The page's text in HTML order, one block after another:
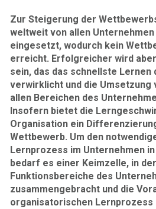
Zur Steigerung der
weltweit von allen
eingesetzt, wodurch kein
erreicht. Erfolgreicher wird
sein, das das schnellste Lernen
verwirklicht und die Umsetzung
allen Bereichen des
Insofern bietet die
Organisation ein
Wettbewerb. Um den
Lernprozess im Unternehmen
bedarf es einer Keimzelle, in
Funktionsbereiche des
zusammengebracht und die
organisatorischen